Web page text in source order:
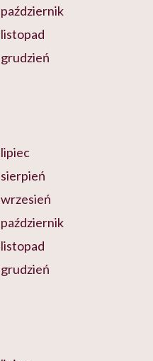
październik
listopad
grudzień
lipiec
sierpień
wrzesień
październik
listopad
grudzień